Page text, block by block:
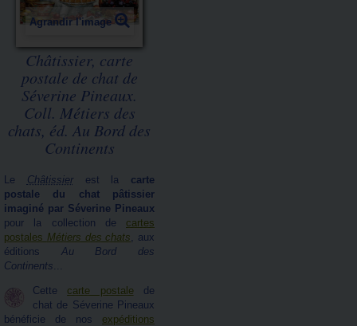
Agrandir l'image
Châtissier, carte
postale de chat de
Séverine Pineaux.
Coll. Métiers des
chats, éd. Au Bord des
Continents
Le Châtissierest la carte
postale du chat pâtissier
imaginé par Séverine Pineaux
pour la collection de cartes
postales Métiers des chats, aux
éditions Au Bord des
Continents...
Cette carte postalede
chat de Séverine Pineaux
bénéficie de nos expéditions